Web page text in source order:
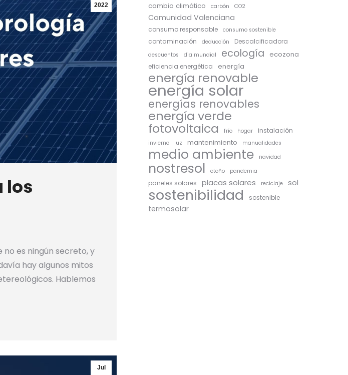
2022
los
es ningún secreto, y
hay algunos mitos
Hablemos
Jul
cambio climático carbón CO2
Comunidad Valenciana
consumo responsable consumo sostenible
contaminación deducción Descalcificadora
descuentos dia mundial ecología ecozona
eficiencia energética energía
energía renovable
energía solar
energías renovables
energía verde
fotovoltaica frío hogar instalación
invierno luz mantenimiento manualidades
medio ambiente navidad
nostresol otoño pandemia
paneles solares placas solares reciclaje sol
sostenibilidad sostenible
termosolar